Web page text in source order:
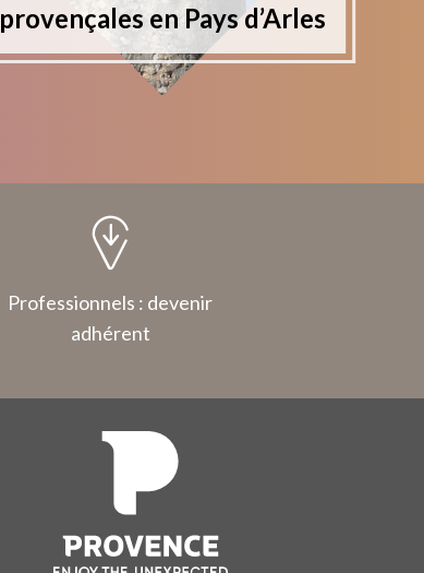
provençales en Pays d’Arles
Professionnels : devenir
adhérent